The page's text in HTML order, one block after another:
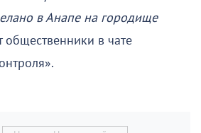
в Анапе на городище
общественники в чате